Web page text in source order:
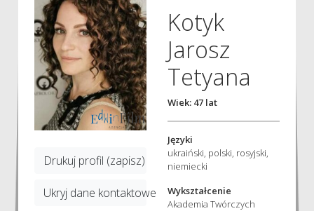
Drukuj profil (zapisz)
Ukryj dane kontaktowe
Kotyk
Jarosz
Tetyana
Wiek: 47 lat
Języki
ukraiński, polski, rosyjski,
niemiecki
Wykształcenie
Akademia Twórczych